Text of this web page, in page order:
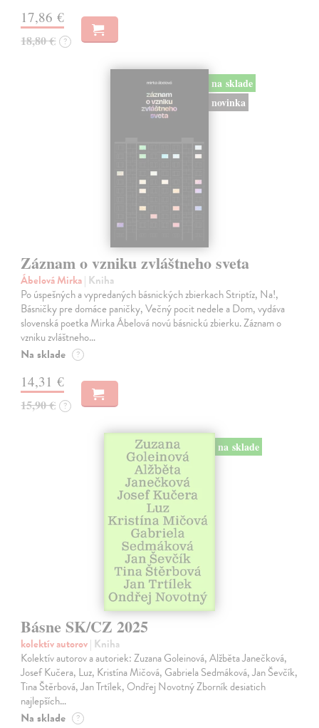
17,86 €
18,80 € ?
na sklade
novinka
Záznam o vzniku zvláštneho sveta
Ábelová Mirka| Kniha
Po úspešných a vypredaných básnických zbierkach Striptíz, Na!,
Básničky pre domáce paničky, Večný pocit nedele a Dom, vydáva
slovenská poetka Mirka Ábelová novú básnickú zbierku. Záznam o
vzniku zvláštneho…
Na sklade ?
14,31 €
15,90 € ?
na sklade
Básne SK/CZ 2025
kolektív autorov| Kniha
Kolektív autorov a autoriek: Zuzana Goleinová, Alžběta Janečková,
Josef Kučera, Luz, Kristína Mičová, Gabriela Sedmáková, Jan Ševčík,
Tina Štěrbová, Jan Trtílek, Ondřej Novotný Zborník desiatich
najlepších…
Na sklade ?